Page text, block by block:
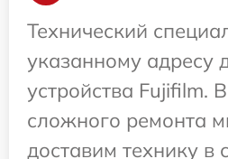
Технический
указанному адресу
устройства Fujifilm.
сложного ремонта
доставим технику в